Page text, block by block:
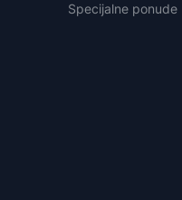
Specijalne ponude